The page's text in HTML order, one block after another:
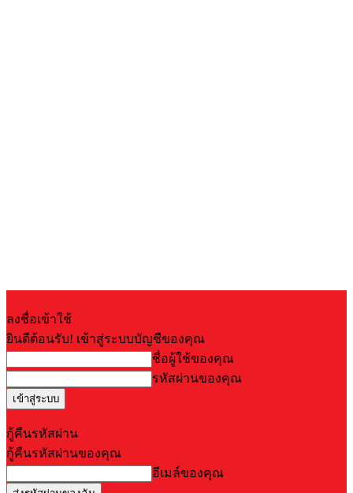
ลงชื่อเข้าใช้
ยินดีต้อนรับ! เข้าสู่ระบบบัญชีของคุณ
ชื่อผู้ใช้ของคุณ
รหัสผ่านของคุณ
กู้คืนรหัสผ่าน
กู้คืนรหัสผ่านของคุณ
อีเมล์ของคุณ